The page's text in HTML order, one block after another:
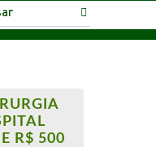
R$ 500